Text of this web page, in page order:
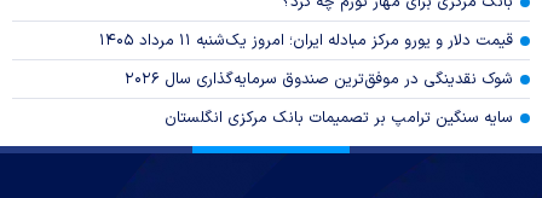
قیمت دلار و یورو مرکز مبادله ایران؛ امروز یک‌شنبه ۱۱ مرداد ۱۴۰۵
شوک نقدینگی در موفق‌ترین صندوق سرمایه‌گذاری سال ۲۰۲۶
سایه سنگین ترامپ بر تصمیمات بانک مرکزی انگلستان